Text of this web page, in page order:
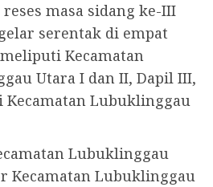
masa sidang ke-III
serentak di empat
Kecamatan
Utara I dan II, Dapil III,
Kecamatan Lubuklinggau
Lubuklinggau
Kecamatan Lubuklinggau